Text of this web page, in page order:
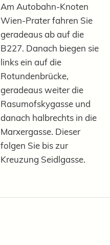
Am Autobahn-Knoten
Wien-Prater fahren Sie
geradeaus ab auf die
B227. Danach biegen sie
links ein auf die
Rotundenbrücke,
geradeaus weiter die
Rasumofskygasse und
danach halbrechts in die
Marxergasse. Dieser
folgen Sie bis zur
Kreuzung Seidlgasse.